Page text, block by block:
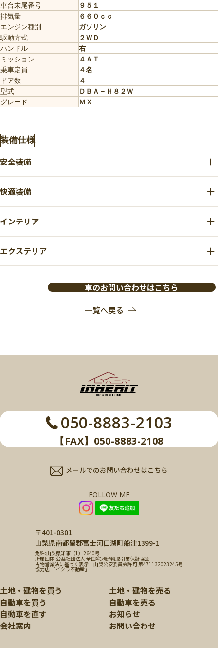
車台末尾番号
９５１
排気量
６６０ｃｃ
エンジン種別
ガソリン
駆動方式
２ＷＤ
ハンドル
右
ミッション
４ＡＴ
乗車定員
４名
ドア数
４
型式
ＤＢＡ－Ｈ８２Ｗ
グレード
ＭＸ
装備仕様
安全装備
快適装備
インテリア
エクステリア
車のお問い合わせはこちら
一覧へ戻る
050-8883-2103
【FAX】050-8883-2108
メールでのお問い合わせはこちら
FOLLOW ME
〒401-0301
山梨県南都留郡富士河口湖町船津1399-1
免許:山梨県知事（1）2640号
所属団体:公益社団法人 全国宅地建物取引業保証協会
古物営業法に基づく表示：山梨公安委員会許可 第471132023245号
協力店 「イクラ不動産」
土地・建物を買う
土地・建物を売る
自動車を買う
自動車を売る
自動車を直す
お知らせ
会社案内
お問い合わせ